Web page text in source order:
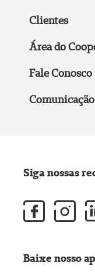
Clientes
Área do
Fale Conosco
Comunicação
Siga nossas
Baixe nosso